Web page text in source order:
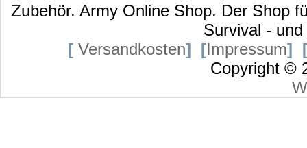
Zubehör. Army Online Shop. Der Shop
Survival -
[ Versandkosten] [Impressum] [
Copyright ©